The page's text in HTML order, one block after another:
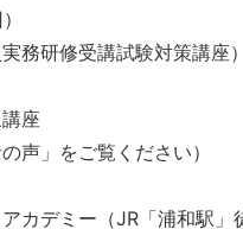
務研修受講試験対策講座）
座
声」をご覧ください）
デミー（JR「浦和駅」